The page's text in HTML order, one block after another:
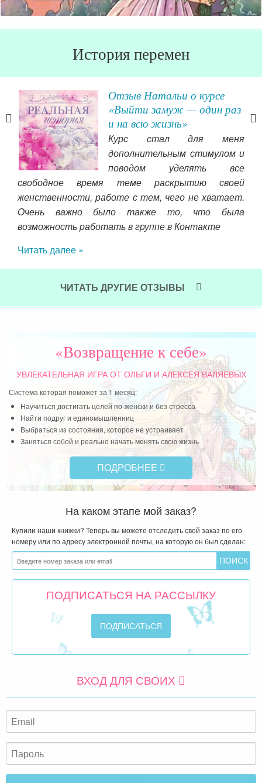
История перемен
Отзыв Натальи о курсе
«Выйти замуж — один раз
и на всю жизнь»
Курс стал для меня
дополнительным стимулом и
поводом уделять все
свободное время теме раскрытию своей
женственности, работе с тем, чего не хватает.
Очень важно было также то, что была
возможность работать в группе в Контакте
Читать далее »
в
ЧИТАТЬ ДРУГИЕ ОТЗЫВЫ
«Возвращение к себе»
УВЛЕКАТЕЛЬНАЯ ИГРАОТ ОЛЬГИ И АЛЕКСЕЯ ВАЛЯЕВЫХ
Система которая поможет за 1 месяц:
Научиться достигать целей по-женски и без стресса
Найти подруг и единомышленниц
Выбраться из состояния, которое не устраивает
Заняться собой и реально начать менять свою жизнь
ПОДРОБНЕЕ
На каком этапе мой заказ?
Купили наши книжки? Теперь вы можете отследить свой заказ по его
номеру или по адресу электронной почты, на которую он был сделан:
ПОДПИСАТЬСЯ НА РАССЫЛКУ
ВХОД ДЛЯ СВОИХ